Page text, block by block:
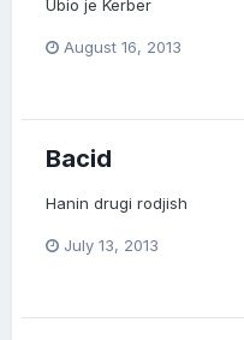
Ubio je Kerber
August 16, 2013
Bacid
Hanin drugi rodjish
July 13, 2013